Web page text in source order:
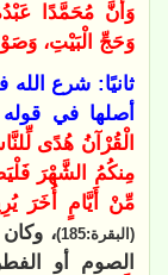
وَأَنَّ مُحَمَّدًا عَبْدُهُ
وَحَجِّ الْبَيْتِ،
ثانيًا: شرع
أصلها في
الْقُرْآنُ هُدًى
مِنكُمُ الشَّهْرَ
مِّنْ أَيَّامٍ أُخَرَ
(البقرة:185)
،
الصوم أو